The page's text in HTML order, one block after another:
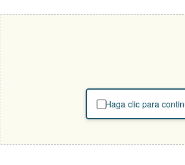
Haga clic para